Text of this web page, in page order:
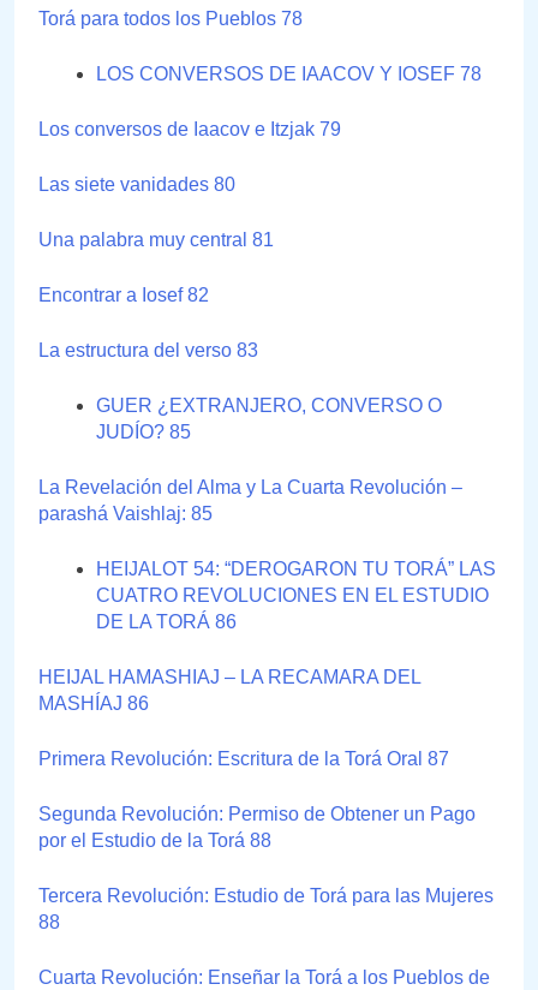
Torá para todos los Pueblos 78
LOS CONVERSOS DE IAACOV Y IOSEF 78
Los conversos de Iaacov e Itzjak 79
Las siete vanidades 80
Una palabra muy central 81
Encontrar a Iosef 82
La estructura del verso 83
GUER ¿EXTRANJERO, CONVERSO O
JUDÍO? 85
La Revelación del Alma y La Cuarta Revolución –
parashá Vaishlaj: 85
HEIJALOT 54: “DEROGARON TU TORÁ” LAS
CUATRO REVOLUCIONES EN EL ESTUDIO
DE LA TORÁ 86
HEIJAL HAMASHIAJ – LA RECAMARA DEL
MASHÍAJ 86
Primera Revolución: Escritura de la Torá Oral 87
Segunda Revolución: Permiso de Obtener un Pago
por el Estudio de la Torá 88
Tercera Revolución: Estudio de Torá para las Mujeres
88
Cuarta Revolución: Enseñar la Torá a los Pueblos de